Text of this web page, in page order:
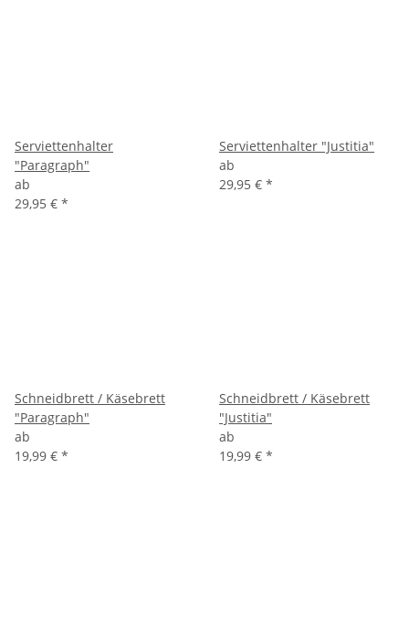
Serviettenhalter
"Paragraph"
ab
29,95 € *
Serviettenhalter "Justitia"
ab
29,95 € *
Schneidbrett / Käsebrett
"Paragraph"
ab
19,99 € *
Schneidbrett / Käsebrett
"Justitia"
ab
19,99 € *